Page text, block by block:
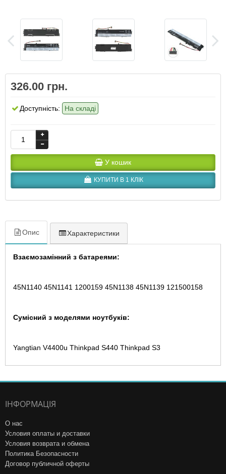
326.00 грн.
Доступність: На складі
У кошик
КУПИТИ В 1 КЛІК
Опис Характеристики
Взаємозамінний з батареями:
45N1140 45N1141 1200159 45N1138 45N1139 121500158
Сумісний з моделями ноутбуків:
Yangtian V4400u Thinkpad S440 Thinkpad S3
ІНФОРМАЦІЯ
О нас
Условия оплаты и доставки
Условия возврата и обмена
Политика Безопасности
Договор публичной оферты